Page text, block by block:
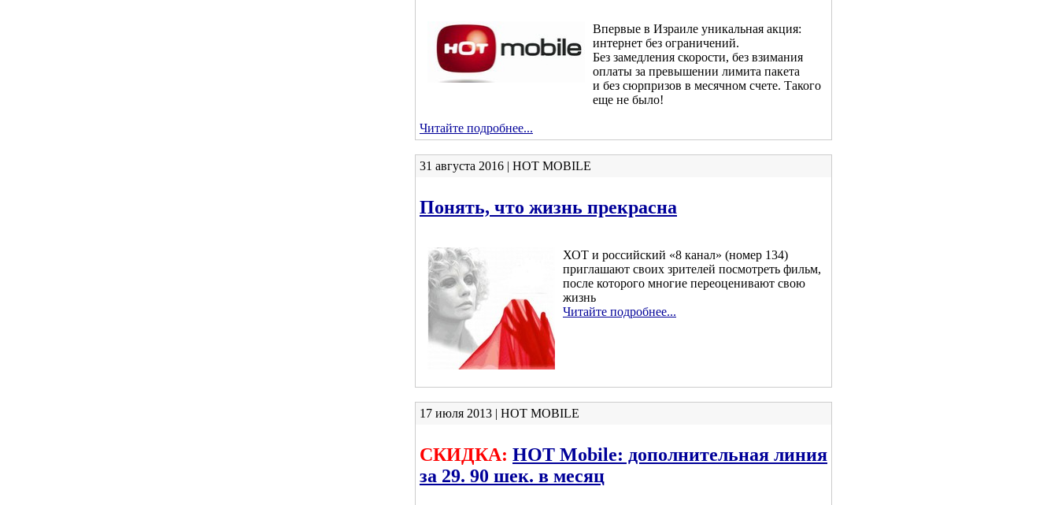
Впервые в Израиле уникальная акция:
интернет без ограничений.
Без замедления скорости, без взимания
оплаты за превышении лимита пакета
и без сюрпризов в месячном счете. Такого
еще не было!
Читайте подробнее...
31 августа 2016 | HOT MOBILE
Понять, что жизнь прекрасна
ХОТ и российский «8 канал» (номер 134)
приглашают своих зрителей посмотреть фильм,
после которого многие переоценивают свою
жизнь
Читайте подробнее...
17 июля 2013 | HOT MOBILE
СКИДКА: HOT Mobile: дополнительная линия
за 29. 90 шек. в месяц